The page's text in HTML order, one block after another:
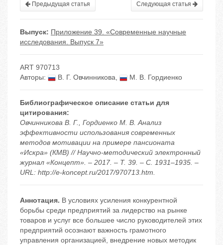
Предыдущая статья Следующая статья
Выпуск: Приложение 39. «Современные научные
исследования. Выпуск 7»
ART 970713
Авторы:
В. Г. Овчинникова, М. В. Гордиенко
Библиографическое описание статьи для
цитирования:
Овчинникова В. Г., Гордиенко М. В. Анализ
эффективности использования современных
методов мотивации на примере пансионата
«Искра» (КМВ) // Научно-методический электронный
журнал «Концепт». – 2017. – Т. 39. – С. 1931–1935. –
URL: http://e-koncept.ru/2017/970713.htm.
Аннотация. В условиях усиления конкурентной
борьбы среди предприятий за лидерство на рынке
товаров и услуг все большее число руководителей этих
предприятий осознают важность грамотного
управления организацией, внедрение новых методик